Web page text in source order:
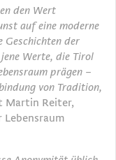
den Wert
auf eine moderne
Geschichten der
Werte, die Tirol
prägen –
von Tradition,
Martin Reiter,